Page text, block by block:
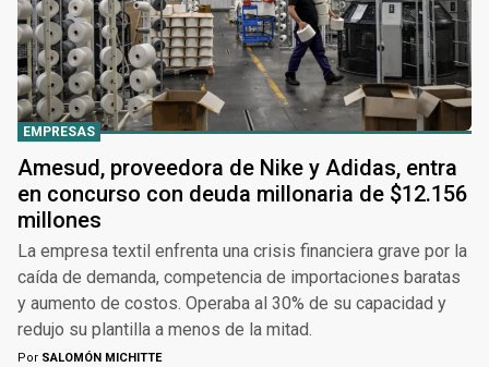
EMPRESAS
Amesud, proveedora de Nike y Adidas, entra
en concurso con deuda millonaria de $12.156
millones
La empresa textil enfrenta una crisis financiera grave por la
caída de demanda, competencia de importaciones baratas
y aumento de costos. Operaba al 30% de su capacidad y
redujo su plantilla a menos de la mitad.
Por SALOMÓN MICHITTE